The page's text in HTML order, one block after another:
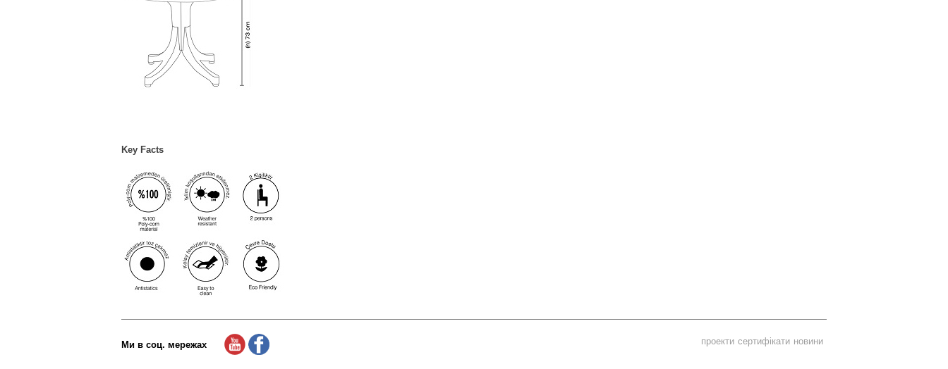
Key Facts
Ми в соц. мережах проекти сертифікати новини